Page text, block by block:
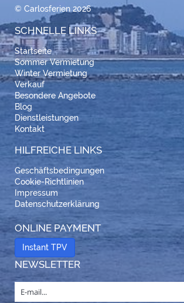
© Carlosferien 2026
SCHNELLE LINKS
Startseite
Sommer Vermietung
Winter Vermietung
Verkauf
Besondere Angebote
Blog
Dienstleistungen
Kontakt
HILFREICHE LINKS
Geschäftsbedingungen
Cookie-Richtlinien
Impressum
Datenschutzerklärung
ONLINE PAYMENT
Instant TPV
NEWSLETTER